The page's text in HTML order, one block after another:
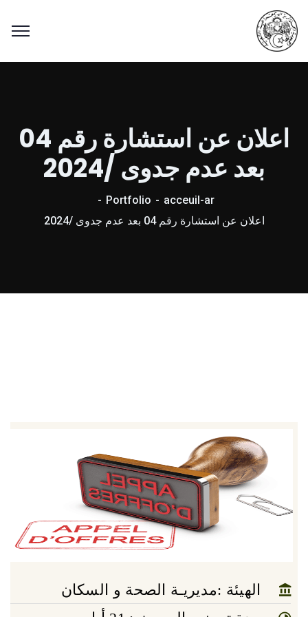
اعلان عن استشارة رقم 04
بعد عدم جدوى /2024
acceuil-ar
Portfolio
اعلان عن استشارة رقم 04 بعد عدم جدوى /2024
الهيئة :مديريـة الصحة و السكان